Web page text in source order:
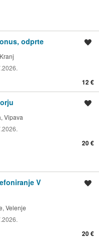
odprte
12 €
Vipava
20 €
V
Velenje
20 €